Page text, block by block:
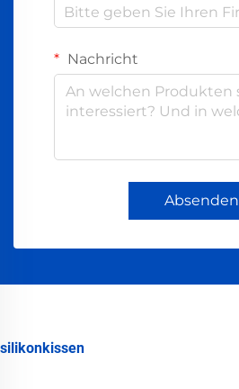
Nachricht
Absenden
silikonkissen